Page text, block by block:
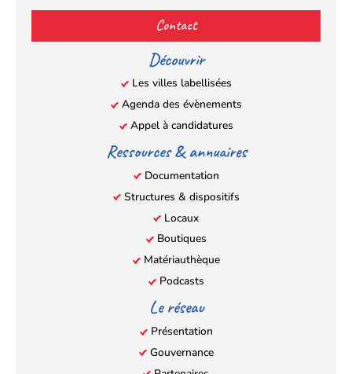
(s’ouvre
dans
un
nouvel
onglet)
(s’ouvre
dans
un
nouvel
onglet)
(s’ouvre
dans
un
nouvel
onglet)
(s’ouvre
un
nouvel
onglet)
Contact
Découvrir
Les villes labellisées
Agenda des évènements
Appel à candidatures
Ressources & annuaires
Documentation
Structures & dispositifs
Locaux
Boutiques
Matériauthèque
Podcasts
Le réseau
Présentation
Gouvernance